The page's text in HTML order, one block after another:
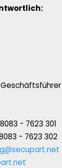
- 7623 301
- 7623 302